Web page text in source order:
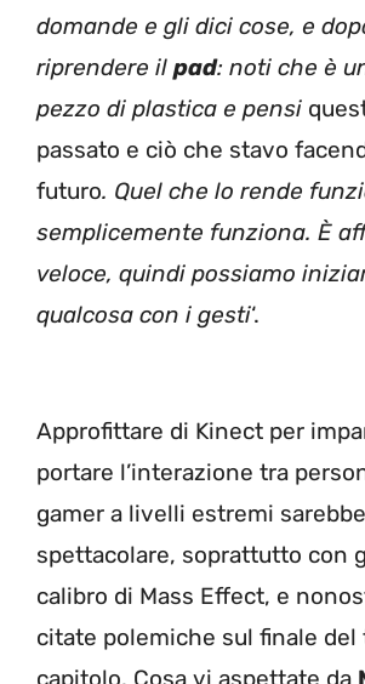
domande e gli dici cose, e
riprendere il pad: noti che è
pezzo di plastica e pensi
passato e ciò che stavo
futuro. Quel che lo rende
semplicemente funziona. È
veloce, quindi possiamo
qualcosa con i gesti‘.
Approfittare di Kinect per
portare l’interazione tra
gamer a livelli estremi
spettacolare, soprattutto con
calibro di Mass Effect, e
citate polemiche sul finale del